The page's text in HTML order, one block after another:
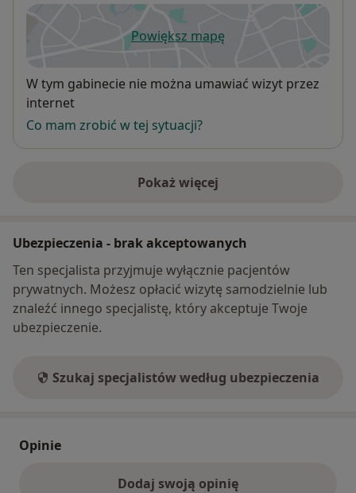
Powiększ mapęotwiera się w nowej karcie
Dostępność
W tym gabinecie nie można umawiać wizyt przez
internet
Co mam zrobić w tej sytuacji?
Pokaż więcej
o adresie
Ubezpieczenia - brak akceptowanych
Ten specjalista przyjmuje wyłącznie pacjentów
prywatnych. Możesz opłacić wizytę samodzielnie lub
znaleźć innego specjalistę, który akceptuje Twoje
ubezpieczenie.
Szukaj specjalistów według ubezpieczenia
Opinie
Dodaj swoją opinię